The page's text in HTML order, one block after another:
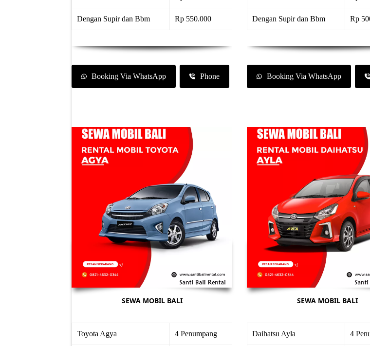
Dengan Supir dan Bbm Rp 550.000
Booking Via WhatsApp Phone
Dengan Supir dan Bbm Rp
Booking Via WhatsApp
SEWA MOBIL BALI
Toyota Agya 4 Penumpang
SEWA MOBIL BALI
Daihatsu Ayla 4